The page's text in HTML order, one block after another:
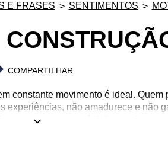
E FRASES SENTIMENTOS
COMPARTILHAR
constante movimento é ideal. Quem
experiências, não amadurece e não
acontece com você. Não pare!